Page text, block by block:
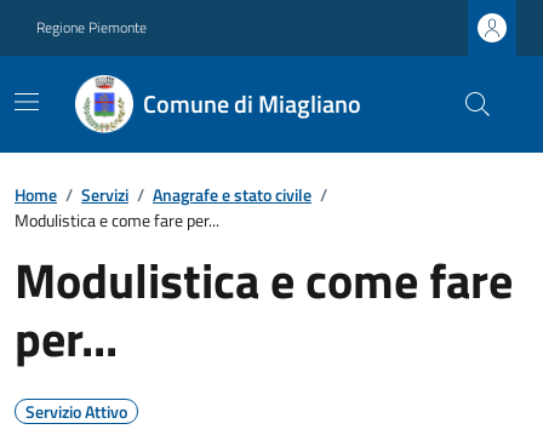
Regione Piemonte
Comune di Miagliano
Home / Servizi / Anagrafe e stato civile /
Modulistica e come fare per...
Modulistica e come fare
per...
Servizio Attivo